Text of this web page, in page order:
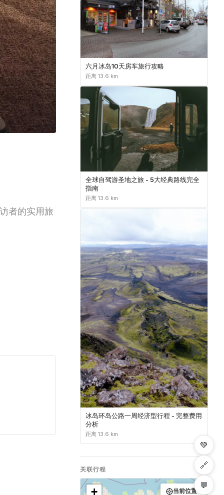
者的实用旅
六月冰岛10天房车旅行攻略
距离 13.6 km
全球自驾游圣地之旅 - 5大经典路线完全
指南
距离 13.6 km
冰岛环岛公路一周经济型行程 - 完整费用
分析
距离 13.6 km
关联行程
+
当前位置
💚
🔗
💬